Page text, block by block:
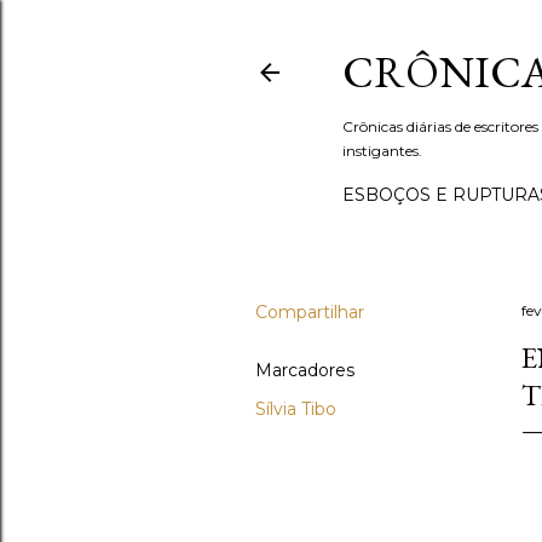
Crônicas diárias de
instigantes.
ESBOÇOS E
Compartilhar
Marcadores
Sílvia Tibo